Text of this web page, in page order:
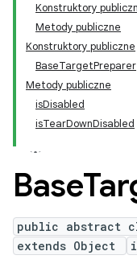
Konstruktory
Metody publiczne
Konstruktory publiczne
BaseTargetPreparer
Metody publiczne
isDisabled
isTearDownDisabled
Base
public abstract
extends Object